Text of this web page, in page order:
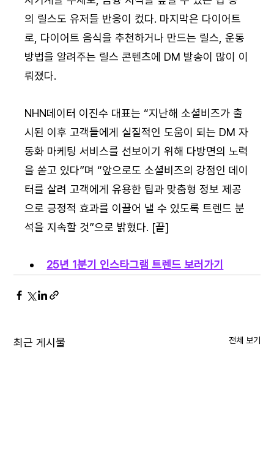
의 릴스도 유저들 반응이 컸다. 마지막은 다이어트
로, 다이어트 음식을 추천하거나 만드는 릴스, 운동
방법을 알려주는 릴스 콘텐츠에 DM 발송이 많이 이
뤄졌다.
NHN데이터 이진수 대표는 “지난해 소셜비즈가 출
시된 이후 고객들에게 실질적인 도움이 되는 DM 자
동화 마케팅 서비스를 선보이기 위해 다방면의 노력
을 쏟고 있다”며 “앞으로도 소셜비즈의 강점인 데이
터를 살려 고객에게 유용한 팁과 맞춤형 정보 제공
으로 긍정적 효과를 이끌어 낼 수 있도록 트렌드 분
석을 지속할 것”으로 밝혔다. [끝]
25년 1분기 인스타그램 트렌드 보러가기
최근 게시물 전체 보기